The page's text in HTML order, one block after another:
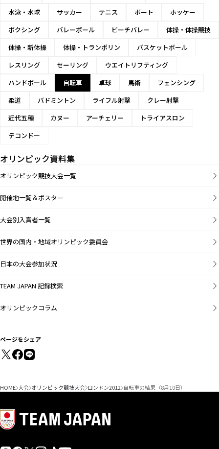
水泳・水球
サッカー テニス ボート
ホッケー
ボクシング
バレーボール ビーチバレー
体操・体操競技
体操・新体操
体操・トランポリン
バスケットボール
レスリング
セーリング
ウエイトリフティング
ハンドボール
自転車 卓球 馬術
フェンシング
柔道
バドミントン ライフル射撃
クレー射撃
近代五種
カヌー アーチェリー
トライアスロン
テコンドー
オリンピック資料集
オリンピック競技大会一覧
開催地一覧＆ポスター
大会別入賞者一覧
世界の国内・地域オリンピック委員会
日本の大会参加状況
TEAM JAPAN 記録検索
オリンピックコラム
ページをシェア
HOME 大会 オリンピック競技大会 ロンドン2012 自転車の結果（8月10日）